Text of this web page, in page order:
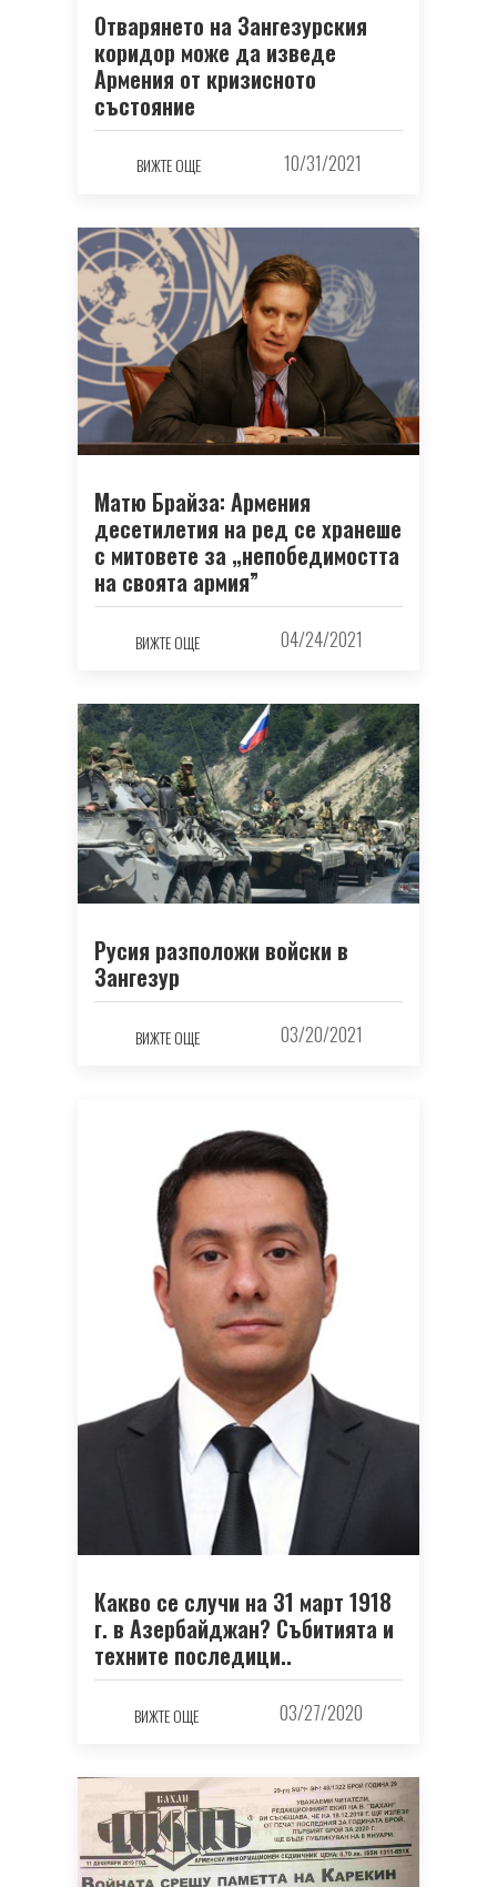
Отварянето на Зангезурския
коридор може да изведе
Армения от кризисното
състояние
ВИЖТЕ ОЩЕ 10/31/2021
Матю Брайза: Армения
десетилетия на ред се хранеше
с митовете за „непобедимостта
на своята армия”
ВИЖТЕ ОЩЕ 04/24/2021
Русия разположи войски в
Зангезур
ВИЖТЕ ОЩЕ 03/20/2021
Какво се случи на 31 март 1918
г. в Азербайджан? Събитията и
техните последици..
ВИЖТЕ ОЩЕ 03/27/2020